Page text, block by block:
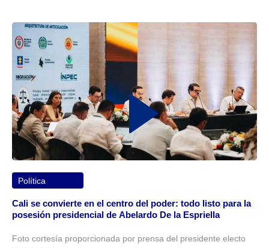
Política
Cali se convierte en el centro del poder: todo listo para la
posesión presidencial de Abelardo De la Espriella
Foto cortesía proporcionada por prensa del presidente electo